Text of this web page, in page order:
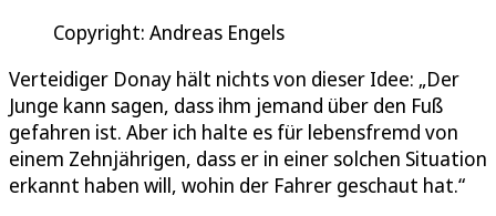
Copyright: Andreas Engels
Verteidiger Donay hält nichts von dieser Idee: „Der
Junge kann sagen, dass ihm jemand über den Fuß
gefahren ist. Aber ich halte es für lebensfremd von
einem Zehnjährigen, dass er in einer solchen Situation
erkannt haben will, wohin der Fahrer geschaut hat.“